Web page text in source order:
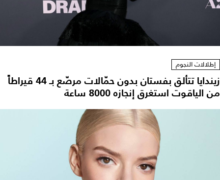
إطلالات النجوم
زيندايا تتألق بفستان بدون حمّالات مرصّع بـ 44 قيراطاً
من الياقوت استغرق إنجازه 8000 ساعة